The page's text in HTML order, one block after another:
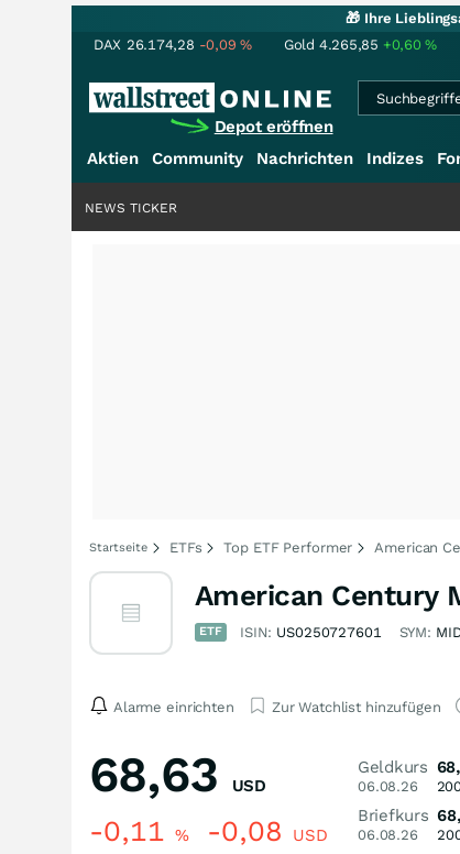
🎁 Ihre
DAX 26.174,28 -0,09% Gold 4.265,85 +0,60%
Depot eröffnen
Aktien Community Nachrichten Indizes
NEWS TICKER
Startseite ETFs Top ETF Performer American
American Century
ETF ISIN: US0250727601 SYM:
Alarme einrichten Zur Watchlist hinzufügen
68,63 USD
-0,11 % -0,08 USD
Geldkurs
06.08.26
Briefkurs
06.08.26